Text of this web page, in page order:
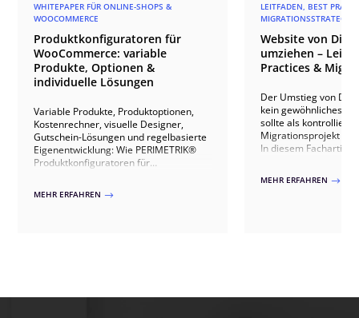
WHITEPAPER FÜR ONLINE-SHOPS &
WOOCOMMERCE
Produktkonfiguratoren für
WooCommerce: variable
Produkte, Optionen &
individuelle Lösungen
Variable Produkte, Produktoptionen,
Kostenrechner, visuelle Designer,
Gutschein-Lösungen und regelbasierte
Eigenentwicklung: Wie PERIMETRIK®
Produktkonfiguratoren für
MEHR ERFAHREN $
LEITFADEN, BEST
MIGRATIONSSTRATEGIE
Website von Divi
umziehen –
Practices &
Der Umstieg von Divi
kein gewöhnliches
sollte als
Migrationsprojekt
In diesem Fachartikel
sind, welche Risiken
zeigen, wie ein
MEHR ERFAHREN $